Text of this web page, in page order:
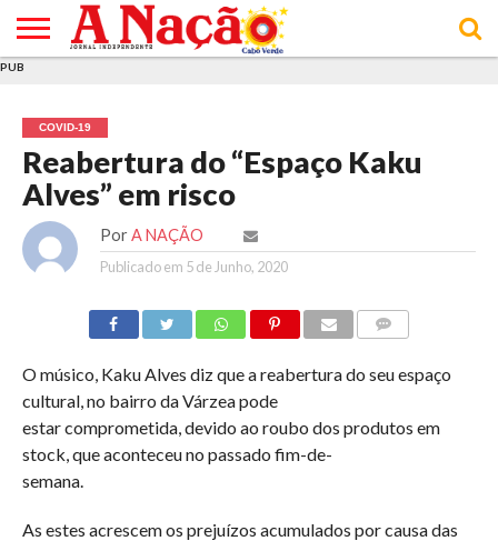
E DE
COOKIES
DE
UTILIZAÇÃO
PUB
COVID-19
Reabertura do “Espaço Kaku
Alves” em risco
Por A NAÇÃO
Publicado em 5 de Junho, 2020
O músico, Kaku Alves diz que a reabertura do seu espaço
cultural, no bairro da Várzea pode
estar comprometida, devido ao roubo dos produtos em
stock, que aconteceu no passado fim-de-
semana.
As estes acrescem os prejuízos acumulados por causa das